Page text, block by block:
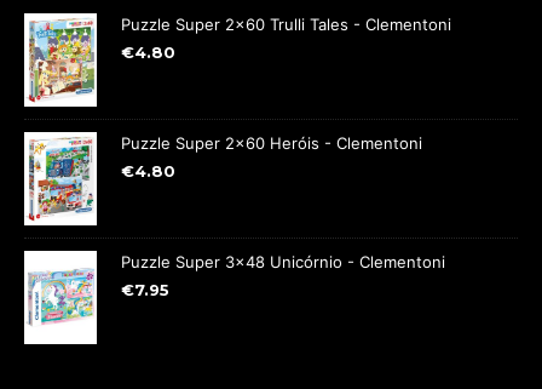
Puzzle Super 2x60 Trulli Tales - Clementoni
€4.80
Puzzle Super 2x60 Heróis - Clementoni
€4.80
Puzzle Super 3x48 Unicórnio - Clementoni
€7.95